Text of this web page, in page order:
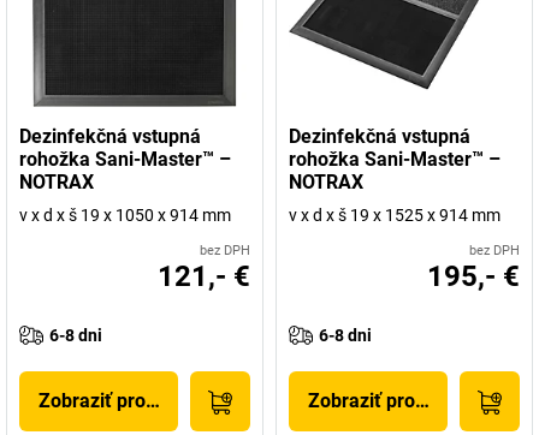
Dezinfekčná vstupná
rohožka Sani-Master™ –
NOTRAX
v x d x š 19 x 1050 x 914 mm
bez DPH
121,- €
6-8 dni
Zobraziť produkt
Dezinfekčná vstupná
rohožka Sani-Master™ –
NOTRAX
v x d x š 19 x 1525 x 914 mm
bez DPH
195,- €
6-8 dni
Zobraziť produkt